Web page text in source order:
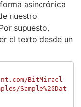
asincrónica
nuestro
supuesto,
el texto desde un
BitMiracl
Sample%20Dat